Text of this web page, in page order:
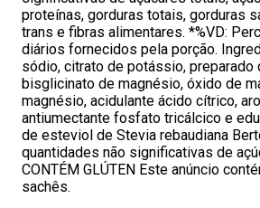
proteínas, gorduras totais, gorduras
trans e fibras alimentares. *%VD:
diários fornecidos pela porção.
sódio, citrato de potássio, preparado
bisglicinato de magnésio, óxido de
magnésio, acidulante ácido cítrico,
antiumectante fosfato tricálcico e
de esteviol de Stevia rebaudiana
quantidades não significativas de
CONTÉM GLÚTEN Este anúncio
sachês.